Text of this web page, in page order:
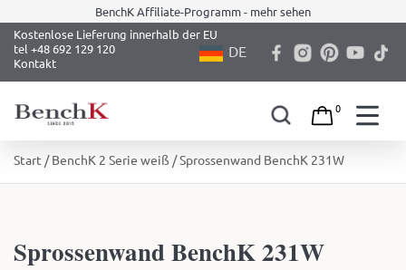
BenchK Affiliate-Programm - mehr sehen
Kostenlose Lieferung innerhalb der EU
tel +48 692 129 120
Kontakt
DE
0
Start /BenchK 2 Serie weiß / Sprossenwand BenchK 231W
Sprossenwand BenchK 231W